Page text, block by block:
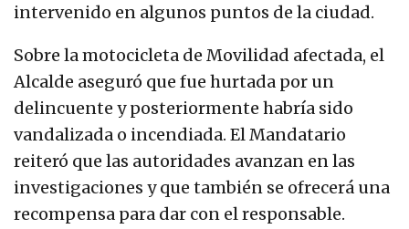
intervenido en algunos puntos de la ciudad.
Sobre la motocicleta de Movilidad afectada, el
Alcalde aseguró que fue hurtada por un
delincuente y posteriormente habría sido
vandalizada o incendiada. El Mandatario
reiteró que las autoridades avanzan en las
investigaciones y que también se ofrecerá una
recompensa para dar con el responsable.